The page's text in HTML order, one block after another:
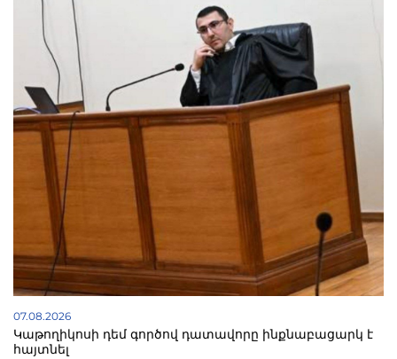
07.08.2026
Կաթողիկոսի դեմ գործով դատավորը ինքնաբացարկ է
հայտնել